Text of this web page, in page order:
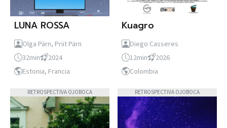
LUNA ROSSA
Olga Pärn, Priit Pärn
32min
2024
Estonia, Francia
Kuagro
Diego Casseres
12min
2026
Colombia
RETROSPECTIVA OJOBOCA RETROSPECTIVA OJOBOCA